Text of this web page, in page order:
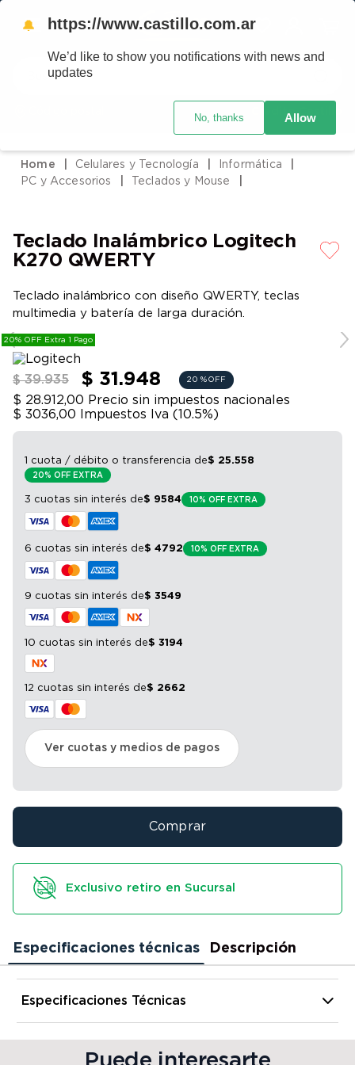
Buscar
Crédito Castillo
Celulares y Tecnología
Informática
PC y Accesorios
Teclados y Mouse
Teclado Inalámbrico Logitech
K270 QWERTY
Teclado inalámbrico con diseño QWERTY, teclas
multimedia y batería de larga duración.
20% OFF Extra 1 Pago
$ 39.935 $ 31.948 20 % OFF
$ 28.912,00 Precio sin impuestos nacionales
$ 3036,00
Impuestos Iva (10.5%)
1 cuota / débito o transferencia de$ 25.558
20% OFF EXTRA
3 cuotas sin interés de$ 9584 10% OFF EXTRA
6 cuotas sin interés de$ 4792 10% OFF EXTRA
9 cuotas sin interés de$ 3549
10 cuotas sin interés de$ 3194
12 cuotas sin interés de$ 2662
Ver cuotas y medios de pagos
Comprar
Exclusivo retiro en Sucursal
Especificaciones técnicas Descripción
Especificaciones Técnicas
Alto 14 cm
2.
heladera
5.
cocina
7.
aire acondicionado
8.
moto
9.
bicicleta
10 . sommier
🔔 https://www.castillo.com.ar
We’d like to show you notifications with news and
updates
No, thanks Allow